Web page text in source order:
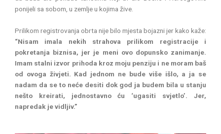
ponijeli sa sobom, u zemlje u kojima žive.
Prilikom registrovanja obrta nije bilo mjesta bojazni jer kako kaže:
“Nisam imala nekih strahova prilikom registracije i
pokretanja biznisa, jer je meni ovo dopunsko zanimanje.
Imam stalni izvor prihoda kroz moju penziju i ne moram baš
od ovoga živjeti. Kad jednom ne bude više išlo, a ja se
nadam da se to neće desiti dok god ja budem bila u stanju
nešto kreirati, jednostavno ću ‘ugasiti svjetlo’. Jer,
napredak je vidljiv.”